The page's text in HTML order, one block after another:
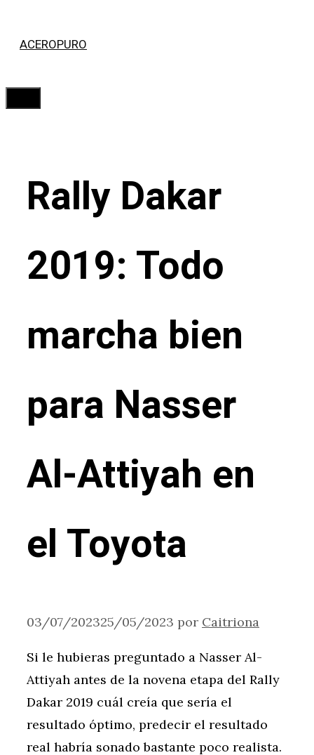
ACEROPURO
Rally Dakar
2019: Todo
marcha bien
para Nasser
Al-Attiyah en
el Toyota
03/07/202325/05/2023 por Caitriona
Si le hubieras preguntado a Nasser Al-
Attiyah antes de la novena etapa del Rally
Dakar 2019 cuál creía que sería el
resultado óptimo, predecir el resultado
real habría sonado bastante poco realista.